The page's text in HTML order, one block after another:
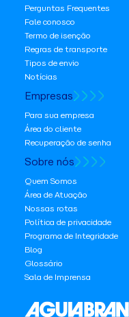
Perguntas Frequentes
Fale conosco
Termo de isenção
Regras de transporte
Tipos de envio
Notícias
Empresas
Para sua empresa
Área do cliente
Recuperação de senha
Sobre nós
Quem Somos
Área de Atuação
Nossas rotas
Política de privacidade
Programa de Integridade
Blog
Glossário
Sala de Imprensa